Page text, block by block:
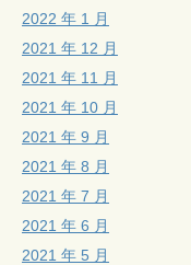
2022 年 1 月
2021 年 12 月
2021 年 11 月
2021 年 10 月
2021 年 9 月
2021 年 8 月
2021 年 7 月
2021 年 6 月
2021 年 5 月